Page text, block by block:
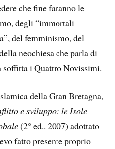
che fine faranno le
degli “immortali
del femminismo, del
neochiesa che parla di
soffitta i Quattro Novissimi.
della Gran Bretagna,
e sviluppo: le Isole
(2° ed.. 2007) adottato
fatto presente proprio